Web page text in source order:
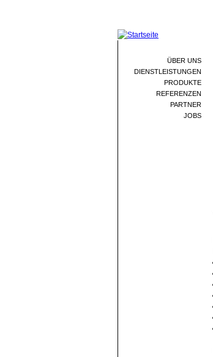
ÜBER UNS
DIENSTLEISTUNGEN
PRODUKTE
REFERENZEN
PARTNER
JOBS